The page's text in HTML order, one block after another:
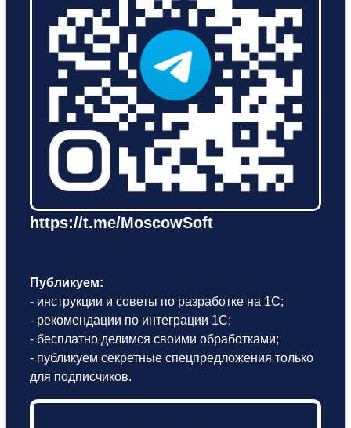
https://t.me/MoscowSoft
Публикуем:
- инструкции и советы по разработке на 1С;
- рекомендации по интеграции 1С;
- бесплатно делимся своими обработками;
- публикуем секретные спецпредложения только
для подписчиков.